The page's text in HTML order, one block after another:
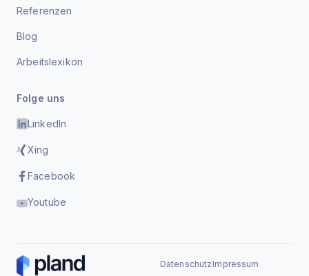
Referenzen
Blog
Arbeitslexikon
Folge uns
LinkedIn
Xing
Facebook
Youtube
Datenschutz Impressum